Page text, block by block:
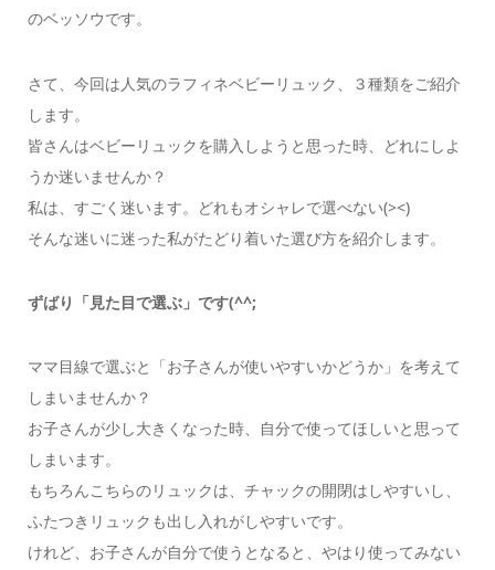
のベッソウです。
さて、今回は人気のラフィネベビーリュック、３種類をご紹介
します。
皆さんはベビーリュックを購入しようと思った時、どれにしよ
うか迷いませんか？
私は、すごく迷います。どれもオシャレで選べない(><)
そんな迷いに迷った私がたどり着いた選び方を紹介します。
ずばり「見た目で選ぶ」です(^^;
ママ目線で選ぶと「お子さんが使いやすいかどうか」を考えて
しまいませんか？
お子さんが少し大きくなった時、自分で使ってほしいと思って
しまいます。
もちろんこちらのリュックは、チャックの開閉はしやすいし、
ふたつきリュックも出し入れがしやすいです。
けれど、お子さんが自分で使うとなると、やはり使ってみない